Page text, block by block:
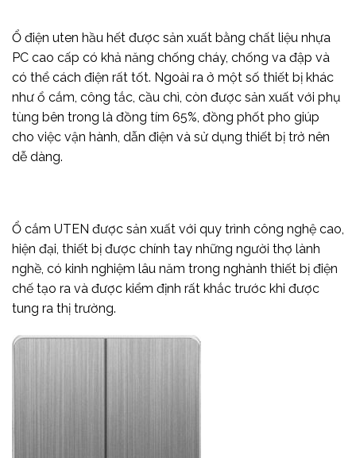
Ổ điện uten hầu hết được sản xuất bằng chất liệu nhựa
PC cao cấp có khả năng chống cháy, chống va đập và
có thể cách điện rất tốt. Ngoài ra ở một số thiết bị khác
như ổ cắm, công tắc, cầu chì, còn được sản xuất với phụ
tùng bên trong là đồng tím 65%, đồng phốt pho giúp
cho việc vận hành, dẫn điện và sử dụng thiết bị trở nên
dễ dàng.
Ổ cắm UTEN được sản xuất với quy trình công nghệ cao,
hiện đại, thiết bị được chính tay những người thợ lành
nghề, có kinh nghiệm lâu năm trong nghành thiết bị điện
chế tạo ra và được kiểm định rất khắc trước khi được
tung ra thị trường.